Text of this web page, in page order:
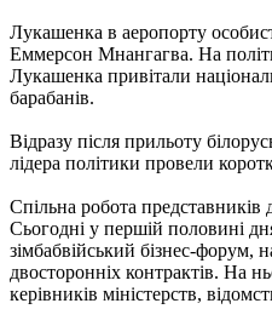
Лукашенка в аеропорту
Еммерсон Мнангагва. На
Лукашенка привітали
барабанів.
Відразу після прильоту
лідера політики провели
Спільна робота
Сьогодні у першій половині
зімбабвійський бізнес-форум,
двосторонніх контрактів. На
керівників міністерств,